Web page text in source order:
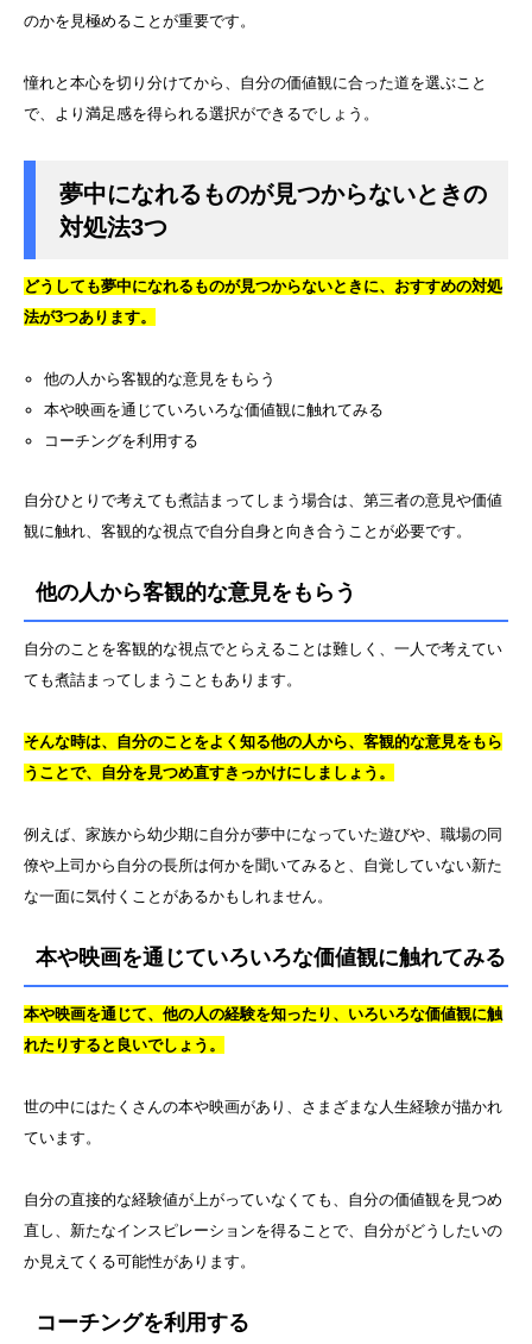
のかを見極めることが重要です。
憧れと本心を切り分けてから、自分の価値観に合った道を選ぶこと
で、より満足感を得られる選択ができるでしょう。
夢中になれるものが見つからないときの
対処法3つ
どうしても夢中になれるものが見つからないときに、おすすめの対処
法が3つあります。
他の人から客観的な意見をもらう
本や映画を通じていろいろな価値観に触れてみる
コーチングを利用する
自分ひとりで考えても煮詰まってしまう場合は、第三者の意見や価値
観に触れ、客観的な視点で自分自身と向き合うことが必要です。
他の人から客観的な意見をもらう
自分のことを客観的な視点でとらえることは難しく、一人で考えてい
ても煮詰まってしまうこともあります。
そんな時は、自分のことをよく知る他の人から、客観的な意見をもら
うことで、自分を見つめ直すきっかけにしましょう。
例えば、家族から幼少期に自分が夢中になっていた遊びや、職場の同
僚や上司から自分の長所は何かを聞いてみると、自覚していない新た
な一面に気付くことがあるかもしれません。
本や映画を通じていろいろな価値観に触れてみる
本や映画を通じて、他の人の経験を知ったり、いろいろな価値観に触
れたりすると良いでしょう。
世の中にはたくさんの本や映画があり、さまざまな人生経験が描かれ
ています。
自分の直接的な経験値が上がっていなくても、自分の価値観を見つめ
直し、新たなインスピレーションを得ることで、自分がどうしたいの
か見えてくる可能性があります。
コーチングを利用する